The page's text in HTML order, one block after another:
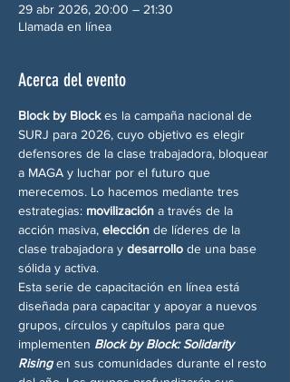
29 abr 2026, 20:00 – 21:30
Llamada en línea
Acerca del evento
Block by Block es la campaña nacional de
SURJ para 2026, cuyo objetivo es elegir
defensores de la clase trabajadora, bloquear
a MAGA y luchar por el futuro que
merecemos. Lo hacemos mediante tres
estrategias: movilización a través de la
acción masiva, elección de líderes de la
clase trabajadora y desarrollo de una base
sólida y activa.
Esta serie de capacitación en línea está
diseñada para capacitar y apoyar a nuevos
grupos, círculos y capítulos para que
implementen Block by Block: Solidarity
Rising en sus comunidades durante el resto